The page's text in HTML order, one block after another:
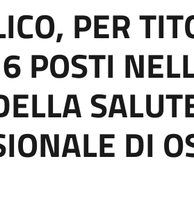
PER
POSTI
DI